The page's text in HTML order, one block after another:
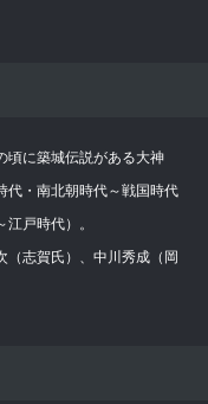
頃に築城伝説がある大神
代・南北朝時代～戦国時代
戸時代）。
（志賀氏）、中川秀成（岡